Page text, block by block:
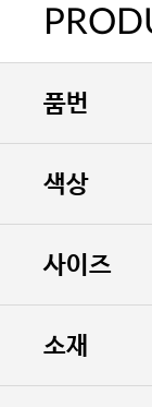
품번
색상
사이즈
소재